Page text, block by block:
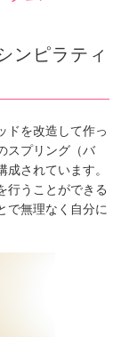
ンピラティ
ドを改造して作っ
スプリング（バ
されています。
行うことができる
で無理なく自分に